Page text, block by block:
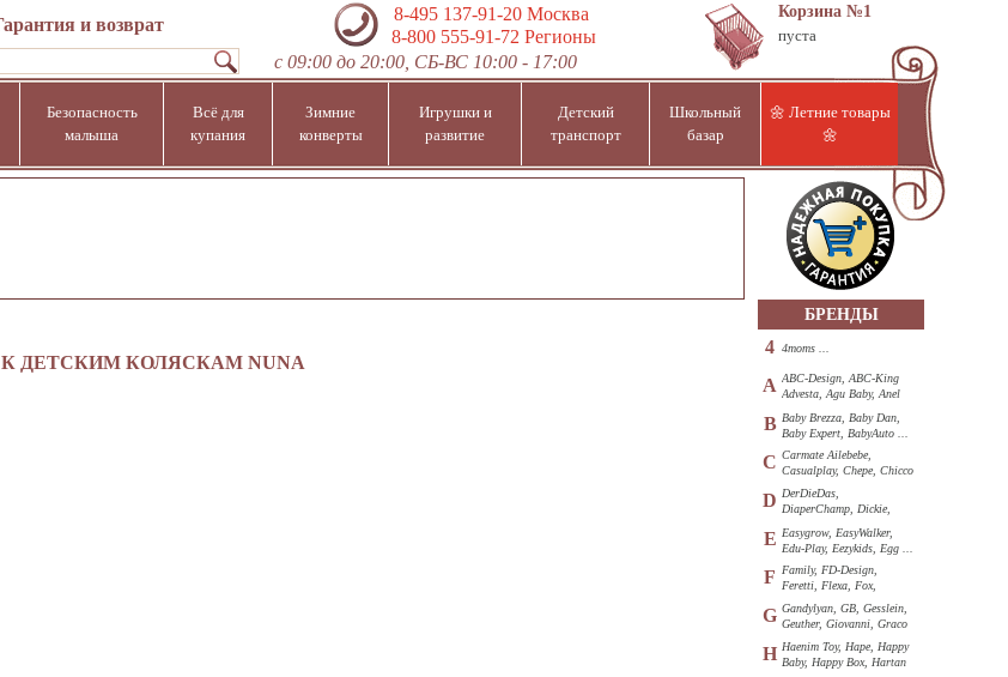
и возврат
8-495 137-91-20Москва
8-800 555-91-72 Регионы
с 09:00 до 20:00, СБ-ВС 10:00 - 17:00
Корзина №1
пуста
Безопасность
малыша
Всё для
купания
Зимние
конверты
Игрушки и
развитие
Детский
транспорт
Школьный
базар
🌼 Летние товары
🌼
ДЕТСКИМ КОЛЯСКАМ NUNA
БРЕНДЫ
4 4moms ...
A ABC-Design, ABC-King
Advesta, Agu Baby, Anel
B Baby Brezza, Baby Dan,
Baby Expert, BabyAuto ...
C Carmate Ailebebe,
Casualplay, Chepe, Chicco
D DerDieDas,
DiaperChamp, Dickie,
E Easygrow, EasyWalker,
Edu-Play, Eezykids, Egg ...
F
Family, FD-Design,
Feretti, Flexa, Fox,
G Gandylyan, GB, Gesslein,
Geuther, Giovanni, Graco
H Haenim Toy, Hape, Happy
Baby, Happy Box, Hartan